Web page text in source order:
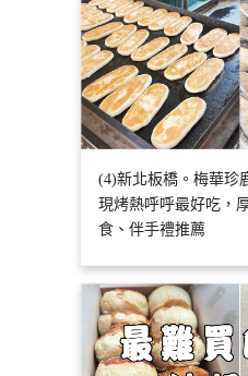
(4)新北板橋。梅華珍
現烤熱呼呼最好吃，
食、伴手禮推薦